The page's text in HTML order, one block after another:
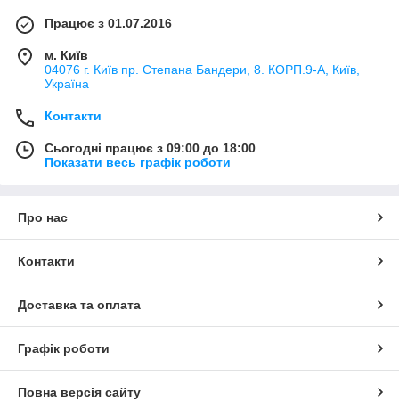
Працює з 01.07.2016
м. Київ
04076 г. Київ пр. Степана Бандери, 8. КОРП.9-А, Київ,
Україна
Контакти
Сьогодні працює з 09:00 до 18:00
Показати весь графік роботи
Про нас
Контакти
Доставка та оплата
Графік роботи
Повна версія сайту